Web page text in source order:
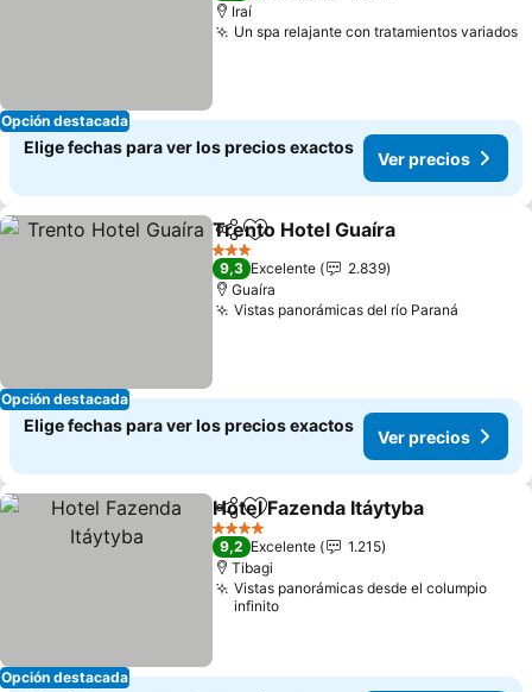
Opción destacada
Iraí
Un spa relajante con tratamientos variados
Elige fechas para ver los precios exactos
Ver precios
Opción destacada
Compartir
Agregar a favoritos
Trento Hotel Guaíra
3 Estrellas
9,3 Excelente
2.839
Guaíra
Vistas panorámicas del río Paraná
Elige fechas para ver los precios exactos
Ver precios
Opción destacada
CompartirAgregar a favoritos
Hotel Fazenda Itáytyba
4 Estrellas
9,2 Excelente
1.215
Tibagi
Vistas panorámicas desde el columpio
infinito